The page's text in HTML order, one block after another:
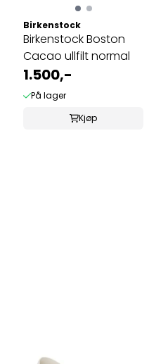
Birkenstock
Birkenstock Boston
Cacao ullfilt normal
1.500,-
På lager
Kjøp